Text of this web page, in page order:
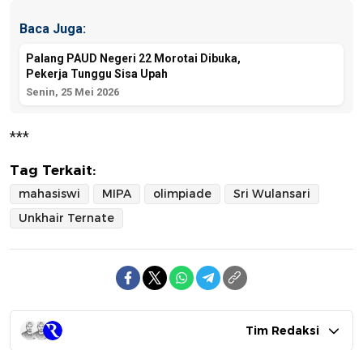
Baca Juga:
Palang PAUD Negeri 22 Morotai Dibuka,
Pekerja Tunggu Sisa Upah
Senin, 25 Mei 2026
***
Tag Terkait:
mahasiswi MIPA olimpiade
Sri Wulansari
Unkhair Ternate
Tim Redaksi